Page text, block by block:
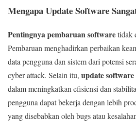
Mengapa Update Software
Pentingnya pembaruan softwaretidak
Pembaruan menghadirkan perbaikan
data pengguna dan sistem dari potensi
cyber attack. Selain itu, update software
dalam meningkatkan efisiensi dan
pengguna dapat bekerja dengan lebih
yang disebabkan oleh bugs atau